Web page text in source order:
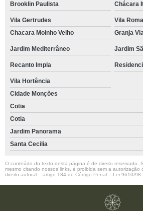
Brooklin Paulista
Chácara
Vila Gertrudes
Vila
Chacara Moinho Velho
Granja
Jardim Mediterrâneo Jardim
Recanto Impla
Vila Hortência
Cidade Monções
Cotia
Cotia
Jardim Panorama
Santa Cecilia
O conteúdo do texto desta página é de direito reservado.
mesmo citando nossos links, é proibida sem a autorização
direito autoral – artigo 184 do Código Penal – Lei 9610/98